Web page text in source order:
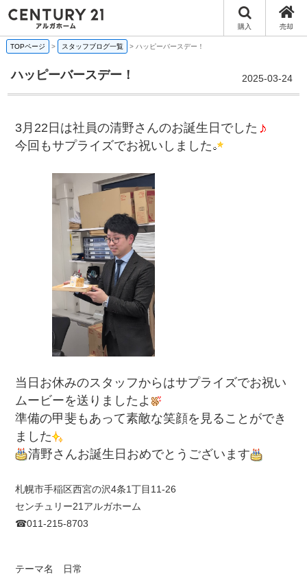
購入 売却
TOPページ > スタッフブログ一覧 > ハッピーバースデー！
ハッピーバースデー！ 2025-03-24
3月22日は社員の清野さんのお誕生日でした
今回もサプライズでお祝いしました
当日お休みのスタッフからはサプライズでお祝い
ムービーを送りましたよ
準備の甲斐もあって素敵な笑顔を見ることができ
ました
清野さんお誕生日おめでとうございます
札幌市手稲区西宮の沢4条1丁目11-26
センチュリー21アルガホーム
☎011-215-8703
テーマ名
日常